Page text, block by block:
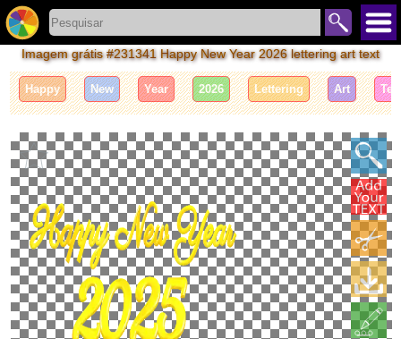
Imagem grátis #231341 Happy New Year 2026 lettering art text
Happy New Year 2026 Lettering Art